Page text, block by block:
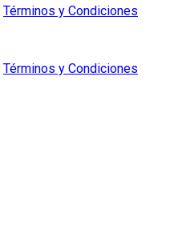
Términos y Condiciones
Términos y Condiciones